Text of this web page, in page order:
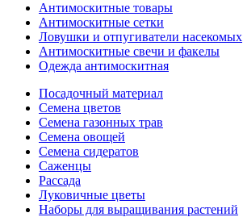
Антимоскитные товары
Антимоскитные сетки
Ловушки и отпугиватели насекомых
Антимоскитные свечи и факелы
Одежда антимоскитная
Посадочный материал
Семена цветов
Семена газонных трав
Семена овощей
Семена сидератов
Саженцы
Рассада
Луковичные цветы
Наборы для выращивания растений